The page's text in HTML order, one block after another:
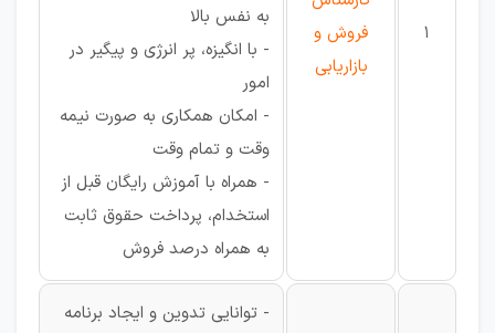
1
فروش و
بازاریابی
به نفس بالا
- با انگیزه، پر انرژی و پیگیر در
امور
- امکان همکاری به صورت نیمه
وقت و تمام وقت
- همراه با آموزش رایگان قبل از
استخدام، پرداخت حقوق ثابت
به همراه درصد فروش
- توانایی تدوین و ایجاد برنامه